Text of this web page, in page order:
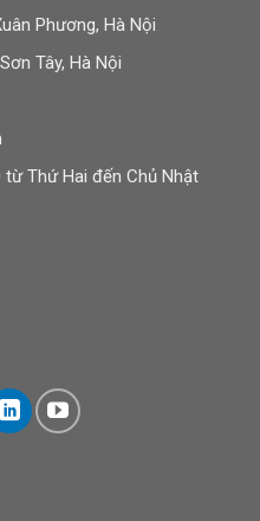
Phương, Hà Nội
Tây, Hà Nội
Thứ Hai đến Chủ Nhật